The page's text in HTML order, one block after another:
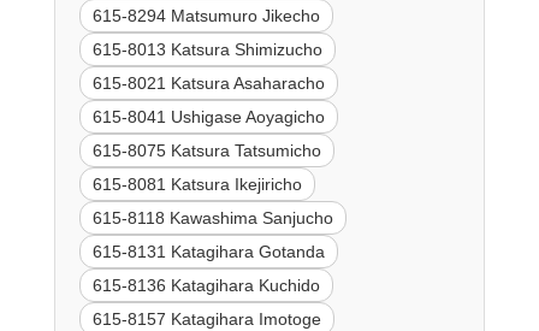
615-8294 Matsumuro Jikecho
615-8013 Katsura Shimizucho
615-8021 Katsura Asaharacho
615-8041 Ushigase Aoyagicho
615-8075 Katsura Tatsumicho
615-8081 Katsura Ikejiricho
615-8118 Kawashima Sanjucho
615-8131 Katagihara Gotanda
615-8136 Katagihara Kuchido
615-8157 Katagihara Imotoge